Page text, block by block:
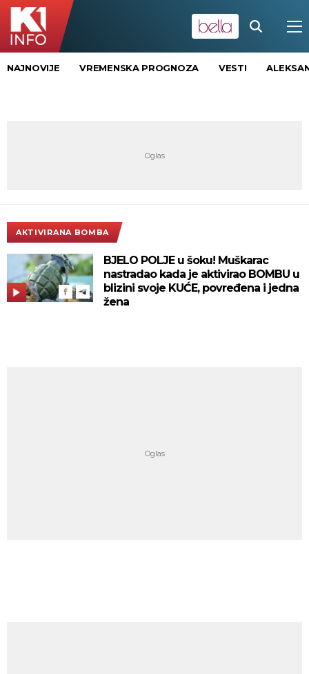
NAJNOVIJE VREMENSKA PROGNOZA VESTI
AKTIVIRANA BOMBA
BJELO POLJE u šoku! Muškarac
nastradao kada je aktivirao BOMBU u
blizini svoje KUĆE, povređena i jedna
žena